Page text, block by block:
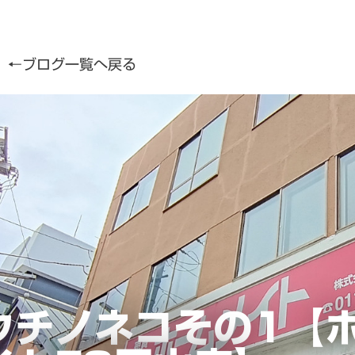
←ブログ一覧へ戻る
チノネコその1【